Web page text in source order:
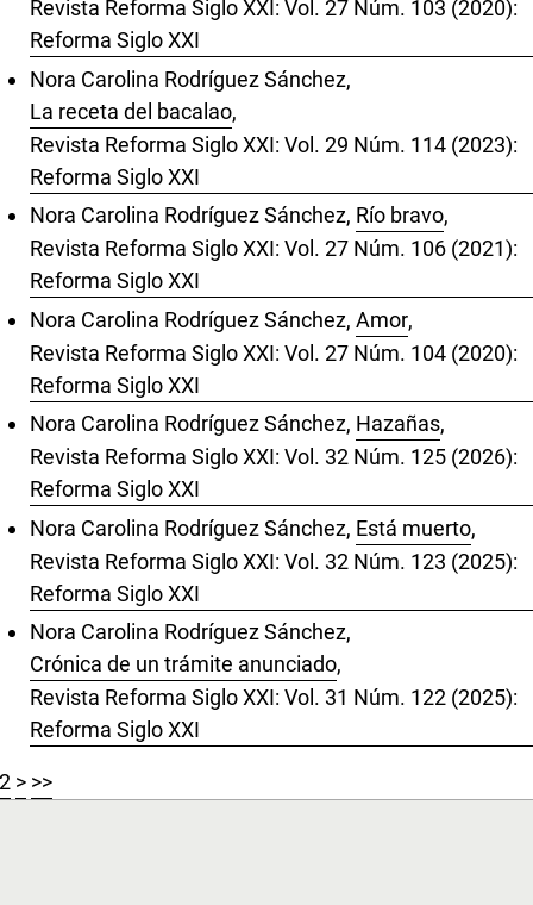
Revista Reforma Siglo XXI: Vol. 27 Núm. 103 (2020):
Reforma Siglo XXI
Nora Carolina Rodríguez Sánchez,
La receta del bacalao,
Revista Reforma Siglo XXI: Vol. 29 Núm. 114 (2023):
Reforma Siglo XXI
Nora Carolina Rodríguez Sánchez, Río bravo,
Revista Reforma Siglo XXI: Vol. 27 Núm. 106 (2021):
Reforma Siglo XXI
Nora Carolina Rodríguez Sánchez, Amor,
Revista Reforma Siglo XXI: Vol. 27 Núm. 104 (2020):
Reforma Siglo XXI
Nora Carolina Rodríguez Sánchez, Hazañas,
Revista Reforma Siglo XXI: Vol. 32 Núm. 125 (2026):
Reforma Siglo XXI
Nora Carolina Rodríguez Sánchez, Está muerto,
Revista Reforma Siglo XXI: Vol. 32 Núm. 123 (2025):
Reforma Siglo XXI
Nora Carolina Rodríguez Sánchez,
Crónica de un trámite anunciado,
Revista Reforma Siglo XXI: Vol. 31 Núm. 122 (2025):
Reforma Siglo XXI
2 > >>